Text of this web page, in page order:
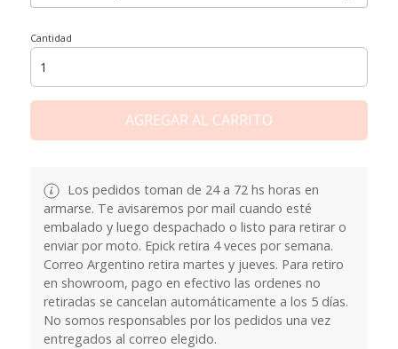
Cantidad
AGREGAR AL CARRITO
Los pedidos toman de 24 a 72 hs horas en
armarse. Te avisaremos por mail cuando esté
embalado y luego despachado o listo para retirar o
enviar por moto. Epick retira 4 veces por semana.
Correo Argentino retira martes y jueves. Para retiro
en showroom, pago en efectivo las ordenes no
retiradas se cancelan automáticamente a los 5 días.
No somos responsables por los pedidos una vez
entregados al correo elegido.